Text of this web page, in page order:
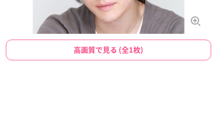
高画質で見る (全1枚)